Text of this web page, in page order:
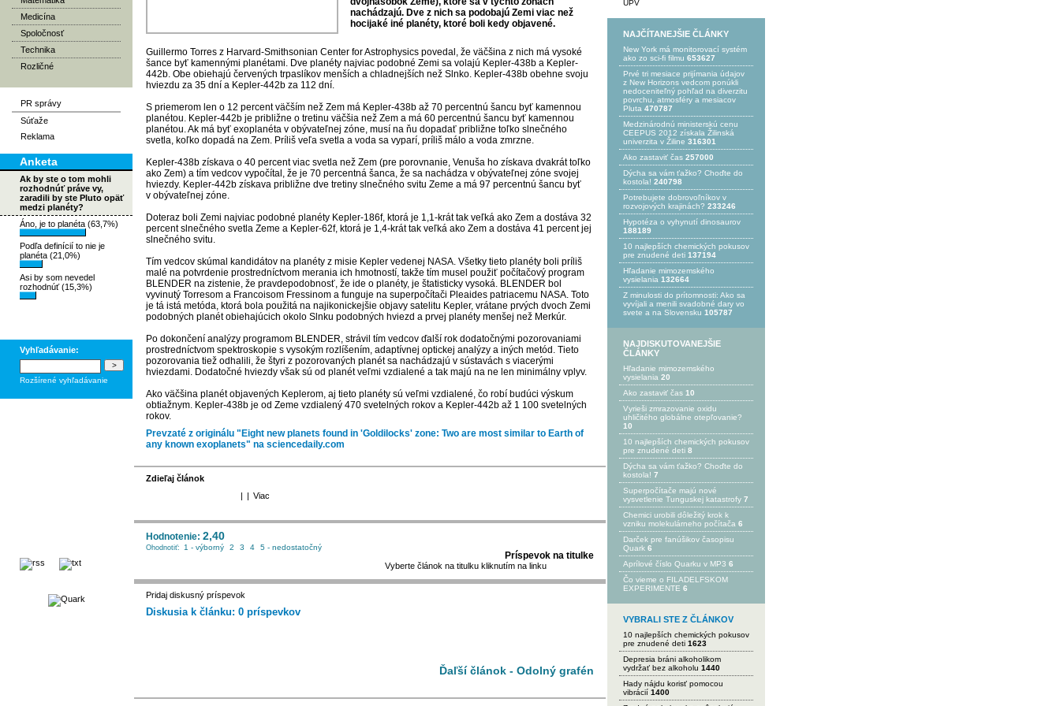
Medicína
Spoločnosť
Technika
Rozličné
PR správy
Súťaže
Reklama
Anketa
Ak by ste o tom mohli
rozhodnúť práve vy,
zaradili by ste Pluto opäť
medzi planéty?
Áno, je to planéta (63,7%)
Podľa definícií to nie je
planéta (21,0%)
Asi by som nevedel
rozhodnúť (15,3%)
Vyhľadávanie:
Rozšírené vyhľadávanie
nachádzajú. Dve z nich sa podobajú Zemi viac než
hocijaké iné planéty, ktoré boli kedy objavené.
Guillermo Torres z Harvard-Smithsonian Center for Astrophysics povedal, že väčšina z nich má vysoké
šance byť kamennými planétami. Dve planéty najviac podobné Zemi sa volajú Kepler-438b a Kepler-
442b. Obe obiehajú červených trpaslíkov menších a chladnejších než Slnko. Kepler-438b obehne svoju
hviezdu za 35 dní a Kepler-442b za 112 dní.
S priemerom len o 12 percent väčším než Zem má Kepler-438b až 70 percentnú šancu byť kamennou
planétou. Kepler-442b je približne o tretinu väčšia než Zem a má 60 percentnú šancu byť kamennou
planétou. Ak má byť exoplanéta v obývateľnej zóne, musí na ňu dopadať približne toľko slnečného
svetla, koľko dopadá na Zem. Príliš veľa svetla a voda sa vyparí, príliš málo a voda zmrzne.
Kepler-438b získava o 40 percent viac svetla než Zem (pre porovnanie, Venuša ho získava dvakrát toľko
ako Zem) a tím vedcov vypočítal, že je 70 percentná šanca, že sa nachádza v obývateľnej zóne svojej
hviezdy. Kepler-442b získava približne dve tretiny slnečného svitu Zeme a má 97 percentnú šancu byť
v obývateľnej zóne.
Doteraz boli Zemi najviac podobné planéty Kepler-186f, ktorá je 1,1-krát tak veľká ako Zem a dostáva 32
percent slnečného svetla Zeme a Kepler-62f, ktorá je 1,4-krát tak veľká ako Zem a dostáva 41 percent jej
slnečného svitu.
Tím vedcov skúmal kandidátov na planéty z misie Kepler vedenej NASA. Všetky tieto planéty boli príliš
malé na potvrdenie prostredníctvom merania ich hmotností, takže tím musel použiť počítačový program
BLENDER na zistenie, že pravdepodobnosť, že ide o planéty, je štatisticky vysoká. BLENDER bol
vyvinutý Torresom a Francoisom Fressinom a funguje na superpočítači Pleaides patriacemu NASA. Toto
je tá istá metóda, ktorá bola použitá na najikonickejšie objavy satelitu Kepler, vrátane prvých dvoch Zemi
podobných planét obiehajúcich okolo Slnku podobných hviezd a prvej planéty menšej než Merkúr.
Po dokončení analýzy programom BLENDER, strávil tím vedcov ďalší rok dodatočnými pozorovaniami
prostredníctvom spektroskopie s vysokým rozlíšením, adaptívnej optickej analýzy a iných metód. Tieto
pozorovania tiež odhalili, že štyri z pozorovaných planét sa nachádzajú v sústavách s viacerými
hviezdami. Dodatočné hviezdy však sú od planét veľmi vzdialené a tak majú na ne len minimálny vplyv.
Ako väčšina planét objavených Keplerom, aj tieto planéty sú veľmi vzdialené, čo robí budúci výskum
obtiažnym. Kepler-438b je od Zeme vzdialený 470 svetelných rokov a Kepler-442b až 1 100 svetelných
rokov.
Prevzaté z originálu "Eight new planets found in 'Goldilocks' zone: Two are most similar to Earth of
any known exoplanets" na sciencedaily.com
Zdieľaj článok
| | Viac
Hodnotenie: 2,40
Ohodnotiť: 1 - výborný 2 3 4 5 - nedostatočný
Príspevok na titulke
Vyberte článok na titulku kliknutím na linku
Pridaj diskusný príspevok
Diskusia k článku: 0 príspevkov
Ďaľší článok - Odolný grafén
UPV
NAJČÍTANEJŠIE ČLÁNKY
New York má monitorovací systém
ako zo sci-fi filmu 653627
Prvé tri mesiace prijímania údajov
z New Horizons vedcom ponúkli
nedoceniteľný pohľad na diverzitu
povrchu, atmosféry a mesiacov
Pluta 470787
Medzinárodnú ministerskú cenu
CEEPUS 2012 získala Žilinská
univerzita v Žiline 316301
Ako zastaviť čas 257000
Dýcha sa vám ťažko? Choďte do
kostola! 240798
Potrebujet​e dobrovoľníkov v
rozvojovýc​h krajinách? 233246
Hypotéza o vyhynutí dinosaurov
188189
10 najlepších chemických pokusov
pre znudené deti 137194
Hľadanie mimozemského
vysielania 132664
Z minulosti do prítomnosti: Ako sa
vyvíjali a menili svadobné dary vo
svete a na Slovensku 105787
NAJDISKUTOVANEJŠIE
ČLÁNKY
Hľadanie mimozemského
vysielania 20
Ako zastaviť čas 10
Vyrieši zmrazovanie oxidu
uhličitého globálne otepľovanie?
10
10 najlepších chemických pokusov
pre znudené deti 8
Dýcha sa vám ťažko? Choďte do
kostola! 7
Superpočítače majú nové
vysvetlenie Tunguskej katastrofy 7
Chemici urobili dôležitý krok k
vzniku molekulárneho počítača 6
Darček pre fanúšikov časopisu
Quark 6
Aprílové číslo Quarku v MP3 6
Čo vieme o FILADELFSKOM
EXPERIMENTE 6
VYBRALI STE Z ČLÁNKOV
10 najlepších chemických pokusov
pre znudené deti 1623
Depresia bráni alkoholikom
vydržať bez alkoholu 1440
Hady nájdu korisť pomocou
vibrácií 1400